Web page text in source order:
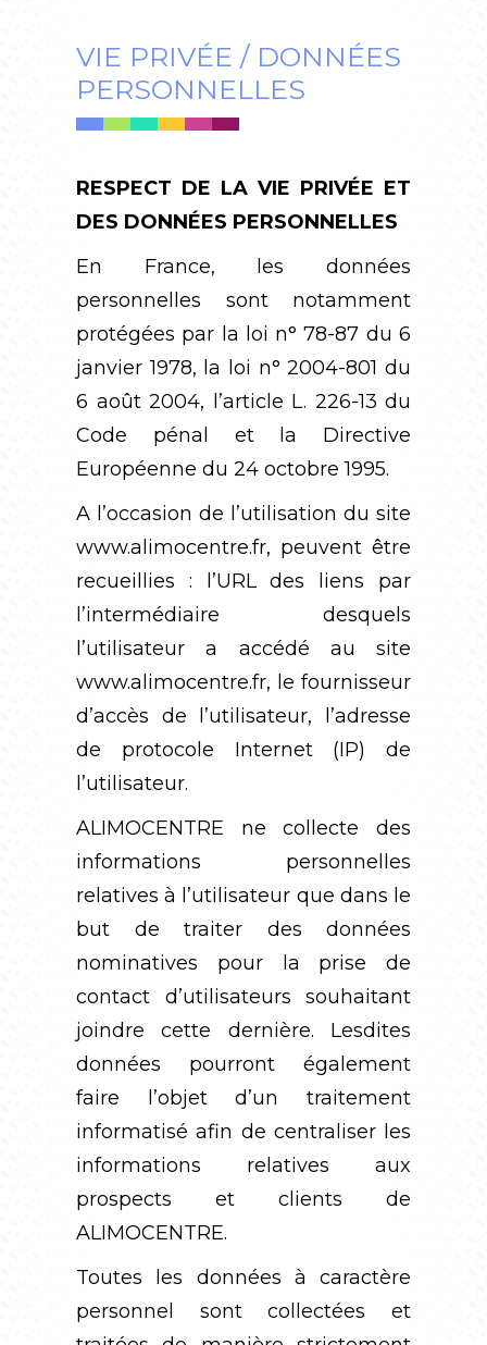
VIE PRIVÉE / DONNÉES
PERSONNELLES
RESPECT DE LA VIE PRIVÉE ET
DES DONNÉES PERSONNELLES
En France, les données
personnelles sont notamment
protégées par la loi n° 78-87 du 6
janvier 1978, la loi n° 2004-801 du
6 août 2004, l’article L. 226-13 du
Code pénal et la Directive
Européenne du 24 octobre 1995.
A l’occasion de l’utilisation du site
www.alimocentre.fr, peuvent être
recueillies : l’URL des liens par
l’intermédiaire desquels
l’utilisateur a accédé au site
www.alimocentre.fr, le fournisseur
d’accès de l’utilisateur, l’adresse
de protocole Internet (IP) de
l’utilisateur.
ALIMOCENTRE ne collecte des
informations personnelles
relatives à l’utilisateur que dans le
but de traiter des données
nominatives pour la prise de
contact d’utilisateurs souhaitant
joindre cette dernière. Lesdites
données pourront également
faire l’objet d’un traitement
informatisé afin de centraliser les
informations relatives aux
prospects et clients de
ALIMOCENTRE.
Toutes les données à caractère
personnel sont collectées et